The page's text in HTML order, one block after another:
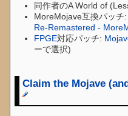
同作者のA World of
MoreMojave互換パッチ:
Re-Remastered -
FPGE対応パッチ:
ーで選択)
Claim the Mojave